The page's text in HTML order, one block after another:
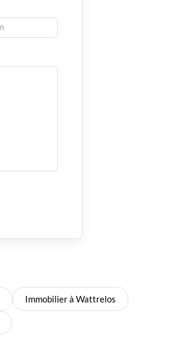
Immobilier à Wattrelos